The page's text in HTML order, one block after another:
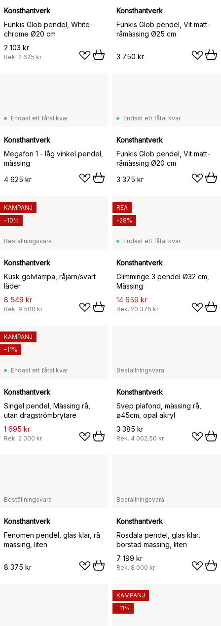
Konsthantverk
Funkis Glob pendel, White-
chrome Ø20 cm
2 103 kr
Rek. 2 625 kr
Konsthantverk
Funkis Glob pendel, Vit matt-
råmässing Ø25 cm
3 750 kr
Endast ett fåtal kvar
Konsthantverk
Megafon 1 - låg vinkel pendel,
mässing
4 625 kr
Endast ett fåtal kvar
Konsthantverk
Funkis Glob pendel, Vit matt-
råmässing Ø20 cm
3 375 kr
Beställningsvara
Konsthantverk
Kusk golvlampa, råjärn/svart
läder
8 549 kr
Rek. 9 500 kr
KAMPANJ
-10%
Endast ett fåtal kvar
Konsthantverk
Glimminge 3 pendel Ø32 cm,
Mässing
14 659 kr
Rek. 20 375 kr
REA
-28%
Endast ett fåtal kvar
Konsthantverk
Singel pendel, Mässing rå,
utan dragströmbrytare
1 695 kr
Rek. 2 000 kr
KAMPANJ
-11%
Beställningsvara
Konsthantverk
Svep plafond, mässing rå,
ø45cm, opal akryl
3 385 kr
Rek. 4 062,50 kr
Beställningsvara
Konsthantverk
Fenomen pendel, glas klar, rå
mässing, liten
8 375 kr
Beställningsvara
Konsthantverk
Rosdala pendel, glas klar,
borstad mässing, liten
7 199 kr
Rek. 8 000 kr
KAMPANJ
-11%